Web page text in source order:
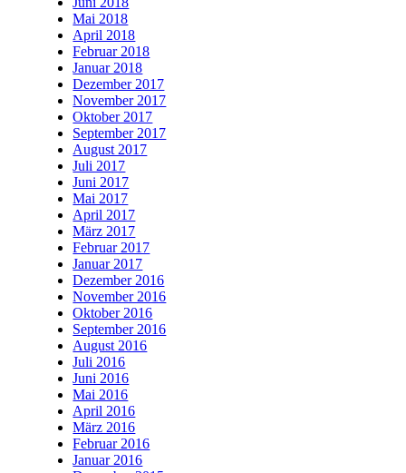
Mai 2018
April 2018
Februar 2018
Januar 2018
Dezember 2017
November 2017
Oktober 2017
September 2017
August 2017
Juli 2017
Juni 2017
Mai 2017
April 2017
März 2017
Februar 2017
Januar 2017
Dezember 2016
November 2016
Oktober 2016
September 2016
August 2016
Juli 2016
Juni 2016
Mai 2016
April 2016
März 2016
Februar 2016
Januar 2016